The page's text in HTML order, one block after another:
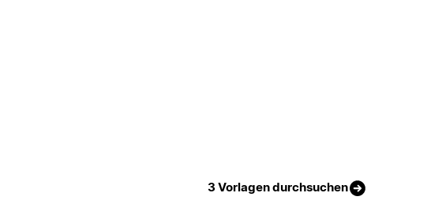
3 Vorlagen durchsuchen